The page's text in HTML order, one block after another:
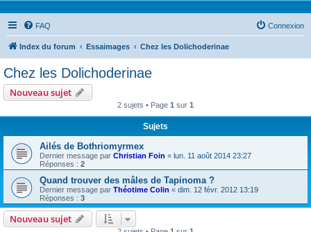
FAQ Connexion
Index du forum Essaimages Chez les Dolichoderinae
Chez les Dolichoderinae
Nouveau sujet
2 sujets • Page 1 sur 1
Sujets
Ailés de Bothriomyrmex
Dernier message par Christian Foin « lun. 11 août 2014 23:27
Réponses : 2
Quand trouver des mâles de Tapinoma ?
Dernier message par Théotime Colin « dim. 12 févr. 2012 13:19
Réponses : 3
Nouveau sujet